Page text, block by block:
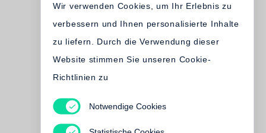
Wir verwenden Cookies, um Ihr Erlebnis zu
verbessern und Ihnen personalisierte Inhalte
zu liefern. Durch die Verwendung dieser
Website stimmen Sie unseren Cookie-
Richtlinien zu
Notwendige Cookies